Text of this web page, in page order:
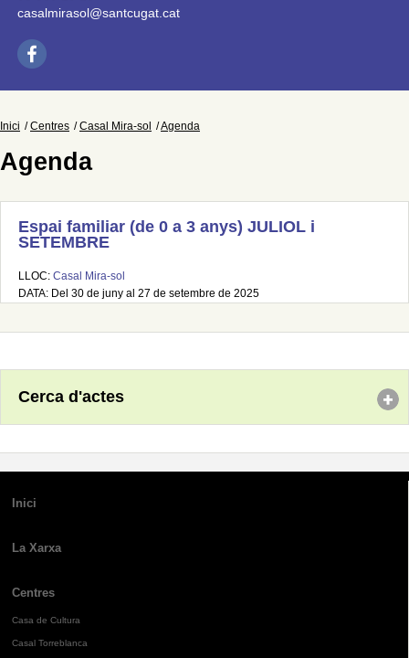
casalmirasol@santcugat.cat
Inici Centres Casal Mira-sol Agenda
Agenda
Espai familiar (de 0 a 3 anys) JULIOL i
SETEMBRE
LLOC: Casal Mira-sol
DATA: Del 30 de juny al 27 de setembre de 2025
Cerca d'actes
Inici
La Xarxa
Centres
Casa de Cultura
Casal Torreblanca